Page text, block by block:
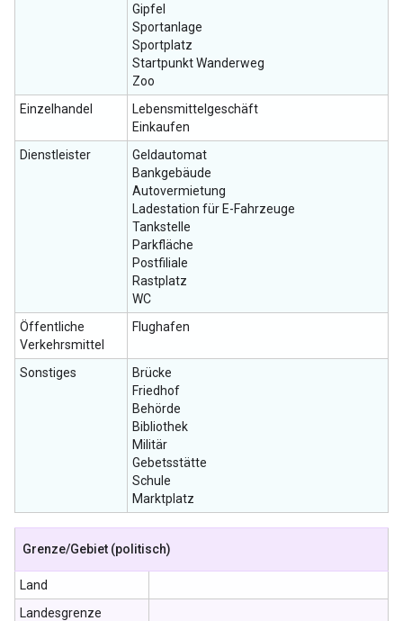
Gipfel
Sportanlage
Sportplatz
Startpunkt Wanderweg
Zoo
Einzelhandel
Lebensmittelgeschäft
Einkaufen
Dienstleister
Geldautomat
Bankgebäude
Autovermietung
Ladestation für E-Fahrzeuge
Tankstelle
Parkfläche
Postfiliale
Rastplatz
WC
Öffentliche
Verkehrsmittel
Flughafen
Sonstiges
Brücke
Friedhof
Behörde
Bibliothek
Militär
Gebetsstätte
Schule
Marktplatz
Grenze/Gebiet (politisch)
Land
Landesgrenze